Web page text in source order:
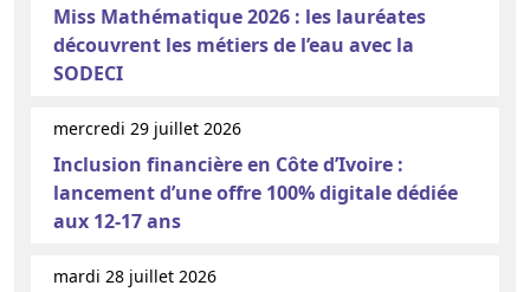
Miss Mathématique 2026 : les lauréates
découvrent les métiers de l’eau avec la
SODECI
mercredi 29 juillet 2026
Inclusion financière en Côte d’Ivoire :
lancement d’une offre 100% digitale dédiée
aux 12-17 ans
mardi 28 juillet 2026